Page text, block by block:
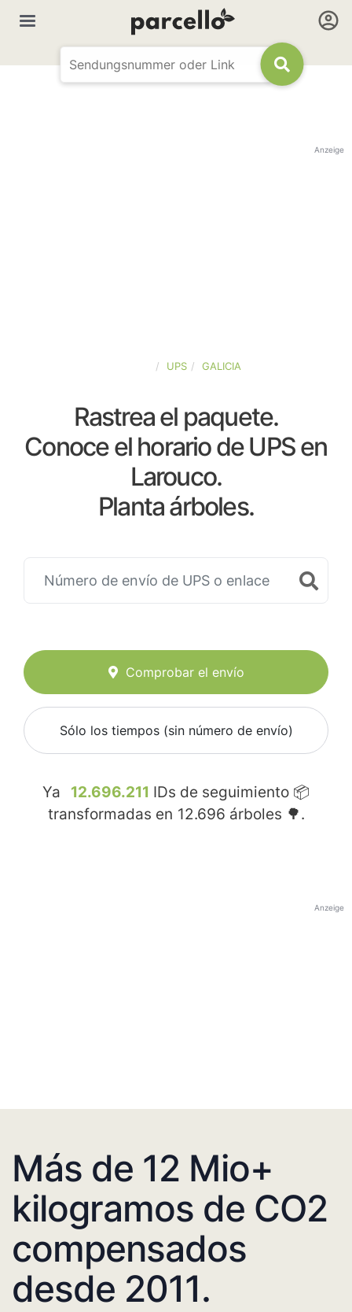
Anzeige
UPS GALICIA
Rastrea el paquete.
Conoce el horario de UPS en
Larouco.
Planta árboles.
Comprobar el envío
Sólo los tiempos (sin número de envío)
Ya 12.696.211 IDs de seguimiento 📦
transformadas en 12.696 árboles 🌳.
Anzeige
Más de 12 Mio+
kilogramos de CO2
compensados
desde 2011.